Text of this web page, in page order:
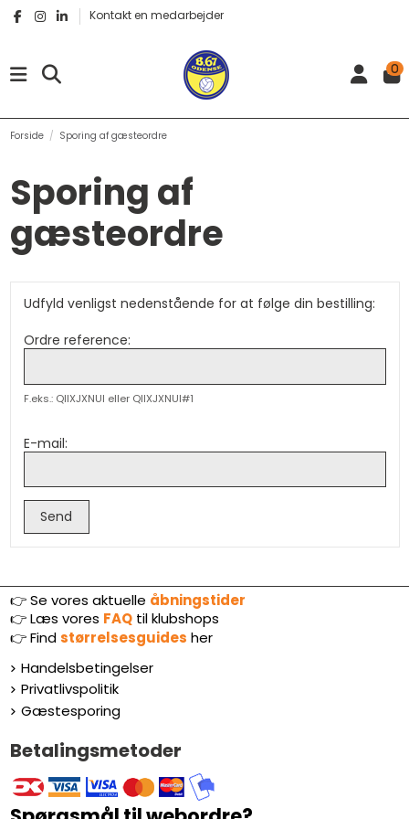
Kontakt en medarbejder
0
Forside Sporing af gæsteordre
Sporing af
gæsteordre
Udfyld venligst nedenstående for at følge din bestilling:
Ordre reference:
F.eks.: QIIXJXNUI eller QIIXJXNUI#1
E-mail:
Send
👉 Se vores aktuelle åbningstider
👉Læs vores FAQtil klubshops
👉Findstørrelsesguides her
Handelsbetingelser
Privatlivspolitik
Gæstesporing
Betalingsmetoder